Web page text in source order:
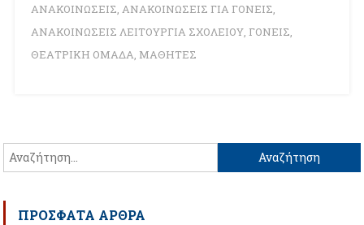
ΑΝΑΚΟΙΝΩΣΕΙΣ, ΑΝΑΚΟΙΝΩΣΕΙΣ ΓΙΑ ΓΟΝΕΙΣ,
ΑΝΑΚΟΙΝΩΣΕΙΣ ΛΕΙΤΟΥΡΓΙΑ ΣΧΟΛΕΙΟΥ, ΓΟΝΕΙΣ,
ΘΕΑΤΡΙΚΗ ΟΜΑΔΑ, ΜΑΘΗΤΕΣ
Αναζήτηση
για:
ΠΡΌΣΦΑΤΑ ΆΡΘΡΑ